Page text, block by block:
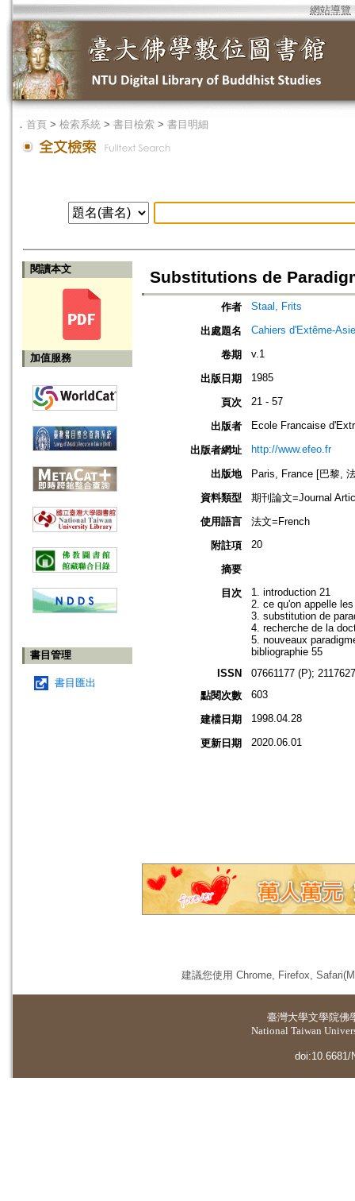
網站導覽
． 首頁 > 檢索系統 > 書目檢索 > 書目明細
閱讀本文
加值服務
書目管理
書目匯出
Substitutions de
作者 Staal, Frits
出處題名 Cahiers d'Extême-Asie
卷期 v.1
出版日期 1985
頁次 21 - 57
出版者 Ecole Francaise
出版者網址 http://www.efeo.fr
出版地
Paris, France [巴黎,
資料類型
期刊論文=Journal
使用語言
法文=French
附註項
20
摘要
目次
1. introduction 21
2. ce qu'on appelle
3. substitution de
4. recherche de la
5. nouveaux
bibliographie 55
ISSN
07661177 (P);
點閱次數
603
建檔日期 1998.04.28
更新日期 2020.06.01
建議您使用 Chrome, Firefox,
臺灣大學文學院佛
National Taiwan
doi:10.6681/